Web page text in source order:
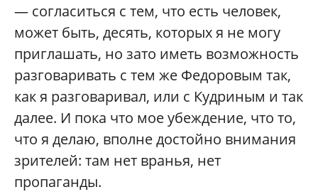
— согласиться с тем, что есть человек,
может быть, десять, которых я не могу
приглашать, но зато иметь возможность
разговаривать с тем же Федоровым так,
как я разговаривал, или с Кудриным и так
далее. И пока что мое убеждение, что то,
что я делаю, вполне достойно внимания
зрителей: там нет вранья, нет
пропаганды.